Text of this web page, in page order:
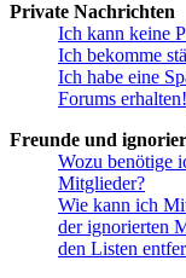
Private Nachrichten
Ich kann keine
Ich bekomme
Ich habe eine
Forums erhalten!
Freunde und
Wozu benötige
Mitglieder?
Wie kann ich
der ignorierten
den Listen